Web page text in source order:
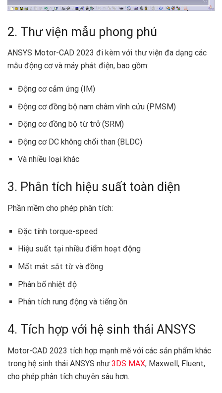
2. Thư viện mẫu phong phú
ANSYS Motor-CAD 2023 đi kèm với thư viện đa dạng các
mẫu động cơ và máy phát điện, bao gồm:
Động cơ cảm ứng (IM)
Động cơ đồng bộ nam châm vĩnh cửu (PMSM)
Động cơ đồng bộ từ trở (SRM)
Động cơ DC không chổi than (BLDC)
Và nhiều loại khác
3. Phân tích hiệu suất toàn diện
Phần mềm cho phép phân tích:
Đặc tính torque-speed
Hiệu suất tại nhiều điểm hoạt động
Mất mát sắt từ và đồng
Phân bố nhiệt độ
Phân tích rung động và tiếng ồn
4. Tích hợp với hệ sinh thái ANSYS
Motor-CAD 2023 tích hợp mạnh mẽ với các sản phẩm khác
trong hệ sinh thái ANSYS như 3DS MAX, Maxwell, Fluent,
cho phép phân tích chuyên sâu hơn.